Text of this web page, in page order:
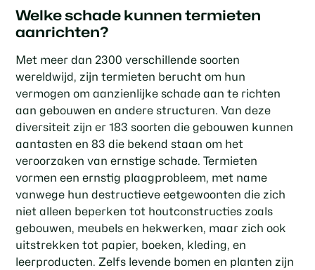
Welke schade kunnen termieten
aanrichten?
Met meer dan 2300 verschillende soorten
wereldwijd, zijn termieten berucht om hun
vermogen om aanzienlijke schade aan te richten
aan gebouwen en andere structuren. Van deze
diversiteit zijn er 183 soorten die gebouwen kunnen
aantasten en 83 die bekend staan om het
veroorzaken van ernstige schade. Termieten
vormen een ernstig plaagprobleem, met name
vanwege hun destructieve eetgewoonten die zich
niet alleen beperken tot houtconstructies zoals
gebouwen, meubels en hekwerken, maar zich ook
uitstrekken tot papier, boeken, kleding, en
leerproducten. Zelfs levende bomen en planten zijn